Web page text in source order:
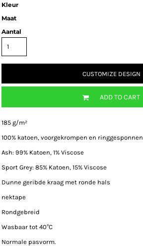
Kleur
Maat
Aantal
CUSTOMIZE DESIGN
ADD TO CART
185 g/m²
100% katoen, voorgekrompen en ringgesponnen
Ash: 99% Katoen, 1% Viscose
Sport Grey: 85% Katoen, 15% Viscose
Dunne geribde kraag met ronde hals
nektape
Rondgebreid
Wasbaar tot 40°C
Normale pasvorm.